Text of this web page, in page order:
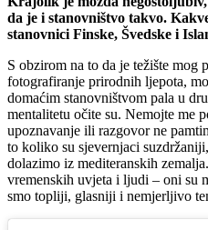
da je i stanovništvo takvo.
stanovnici Finske, Švedske i
S obzirom na to da je težište mog
fotografiranje prirodnih ljepota,
domaćim stanovništvom pala u
mentalitetu očite su. Nemojte me
upoznavanje ili razgovor ne
to koliko su sjevernjaci
dolazimo iz mediteranskih
vremenskih uvjeta i ljudi – oni su
smo topliji, glasniji i nemjerljivo